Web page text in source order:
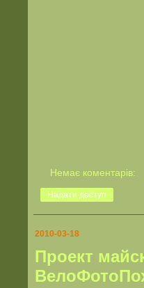
Немає коментарів:
Надати доступ
2010-03-18
Проект